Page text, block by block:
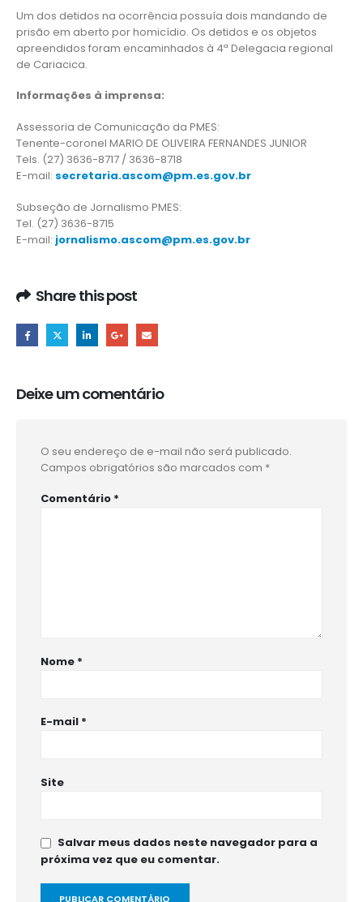
Um dos detidos na ocorrência possuía dois mandando de
prisão em aberto por homicídio. Os detidos e os objetos
apreendidos foram encaminhados à 4ª Delegacia regional
de Cariacica.
Informações à imprensa:
Assessoria de Comunicação da PMES:
Tenente-coronel MARIO DE OLIVEIRA FERNANDES JUNIOR
Tels. (27) 3636-8717 / 3636-8718
E-mail: secretaria.ascom@pm.es.gov.br
Subseção de Jornalismo PMES:
Tel. (27) 3636-8715
E-mail: jornalismo.ascom@pm.es.gov.br
Share this post
Deixe um comentário
O seu endereço de e-mail não será publicado.
Campos obrigatórios são marcados com *
Comentário *
Nome *
E-mail *
Site
Salvar meus dados neste navegador para a
próxima vez que eu comentar.